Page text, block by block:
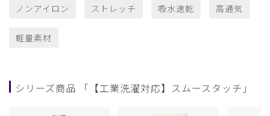
ノンアイロン ストレッチ 吸水速乾 高通気
軽量素材
シリーズ商品 「【工業洗濯対応】スムースタッチ」